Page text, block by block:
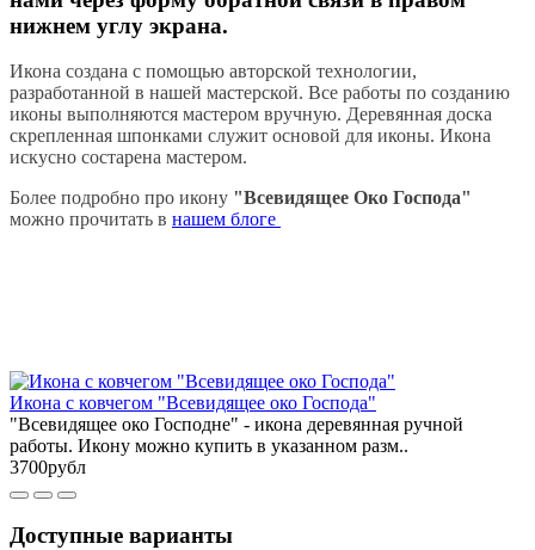
нижнем углу экрана.
Икона создана с помощью авторской технологии,
разработанной в нашей мастерской. Все работы по созданию
иконы выполняются мастером вручную. Деревянная доска
скрепленная шпонками служит основой для иконы. Икона
искусно состарена мастером.
Более подробно про икону "Всевидящее Око Господа"
можно прочитать в нашем блоге
Икона с ковчегом "Всевидящее око Господа"
"Всевидящее око Господне" - икона деревянная ручной
работы. Икону можно купить в указанном разм..
3700рубл
Доступные варианты